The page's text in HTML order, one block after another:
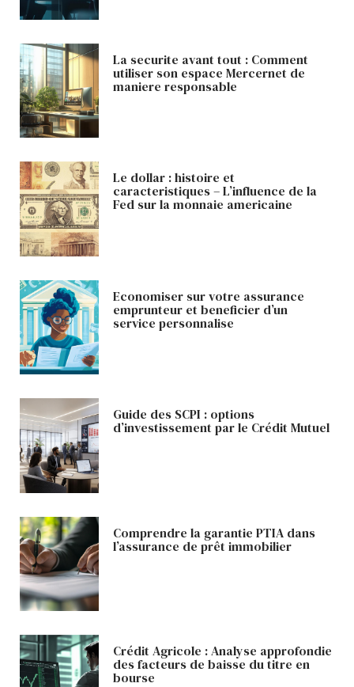
La securite avant tout : Comment
utiliser son espace Mercernet de
maniere responsable
Le dollar : histoire et
caracteristiques – L’influence de la
Fed sur la monnaie americaine
Economiser sur votre assurance
emprunteur et beneficier d’un
service personnalise
Guide des SCPI : options
d’investissement par le Crédit Mutuel
Comprendre la garantie PTIA dans
l’assurance de prêt immobilier
Crédit Agricole : Analyse approfondie
des facteurs de baisse du titre en
bourse